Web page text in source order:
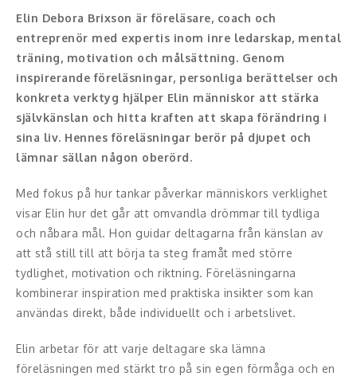
Konferencier
Workshopledare, facilitator
Radio och TV-profiler
Underhållning och event
Event
Humoristiska föredrag
Ljus och belysning
Komiker
Konst
Middagsunderhållning
Elin Debora Brixson är föreläsare, coach och
entreprenör med expertis inom inre ledarskap, mental
träning, motivation och målsättning. Genom
inspirerande föreläsningar, personliga berättelser och
konkreta verktyg hjälper Elin människor att stärka
självkänslan och hitta kraften att skapa förändring i
sina liv. Hennes föreläsningar berör på djupet och
lämnar sällan någon oberörd.
Med fokus på hur tankar påverkar människors verklighet
visar Elin hur det går att omvandla drömmar till tydliga
och nåbara mål. Hon guidar deltagarna från känslan av
att stå still till att börja ta steg framåt med större
tydlighet, motivation och riktning. Föreläsningarna
kombinerar inspiration med praktiska insikter som kan
användas direkt, både individuellt och i arbetslivet.
Elin arbetar för att varje deltagare ska lämna
föreläsningen med stärkt tro på sin egen förmåga och en